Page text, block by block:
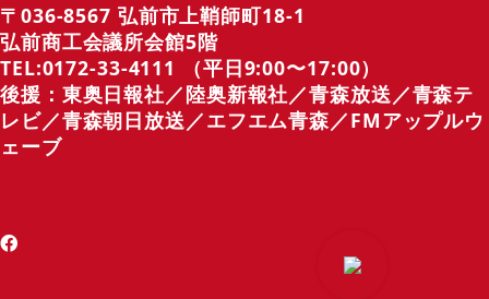
〒036-8567 弘前市上鞘師町18-1
弘前商工会議所会館5階
TEL:0172-33-4111 （平日9:00〜17:00）
後援：東奥日報社／陸奥新報社／青森放送／青森テ
レビ／青森朝日放送／エフエム青森／FMアップルウ
ェーブ